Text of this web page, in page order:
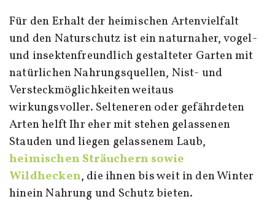
Für den Erhalt der heimischen Artenvielfalt
und den Naturschutz ist ein naturnaher, vogel-
und insektenfreundlich gestalteter Garten mit
natürlichen Nahrungsquellen, Nist- und
Versteckmöglichkeiten weitaus
wirkungsvoller. Selteneren oder gefährdeten
Arten helft Ihr eher mit stehen gelassenen
Stauden und liegen gelassenem Laub,
heimischen Sträuchern sowie
Wildhecken, die ihnen bis weit in den Winter
hinein Nahrung und Schutz bieten.